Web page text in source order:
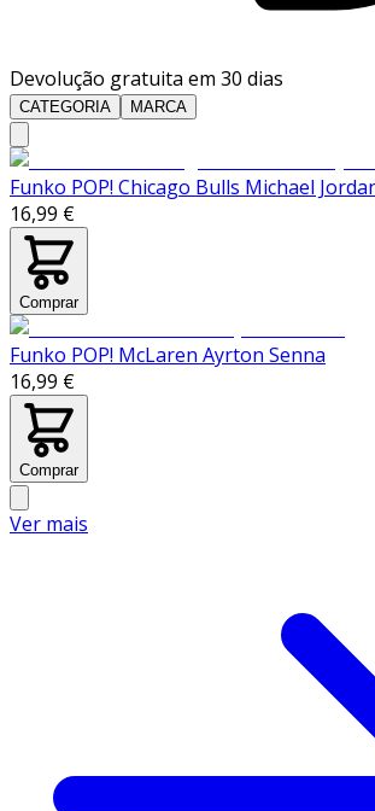
Devolução gratuita em 30 dias
CATEGORIA MARCA
Funko POP! Chicago Bulls Michael
16,99 €
Comprar
Funko POP! McLaren Ayrton Senna
16,99 €
Comprar
Ver mais